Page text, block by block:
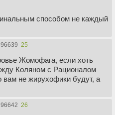
способом не каждый
25
Жомофага, если хоть
Коляном с Рационалом
вам не жирухофики будут, а
26